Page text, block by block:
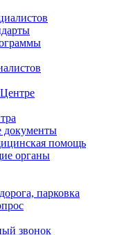
документы
помощь
органы
парковка
звонок